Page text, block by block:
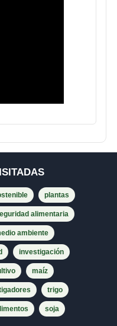
plantas
alimentaria
ambiente
investigación
maíz
trigo
soja